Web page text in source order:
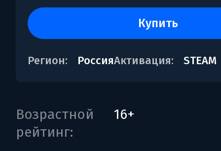
купить
Регион: РоссияАктивация: STEAM
Возрастной
рейтинг:
16+